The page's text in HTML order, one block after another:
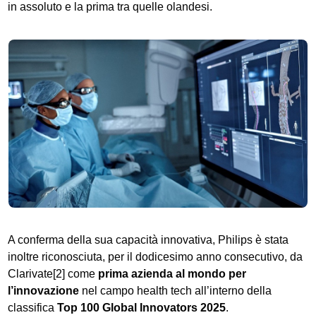
in assoluto e la prima tra quelle olandesi.
A conferma della sua capacità innovativa, Philips è stata
inoltre riconosciuta, per il dodicesimo anno consecutivo, da
Clarivate[2] come prima azienda al mondo per
l’innovazione nel campo health tech all’interno della
classificaTop 100 Global Innovators 2025.